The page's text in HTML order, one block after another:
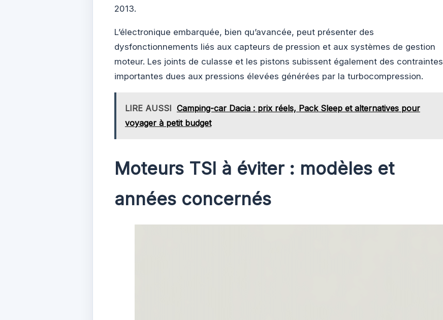
2013.
L’électronique embarquée, bien qu’avancée, peut présenter des
dysfonctionnements liés aux capteurs de pression et aux systèmes de gestion
moteur. Les joints de culasse et les pistons subissent également des contraintes
importantes dues aux pressions élevées générées par la turbocompression.
LIRE AUSSI Camping-car Dacia : prix réels, Pack Sleep et alternatives pour
voyager à petit budget
Moteurs TSI à éviter : modèles et
années concernés